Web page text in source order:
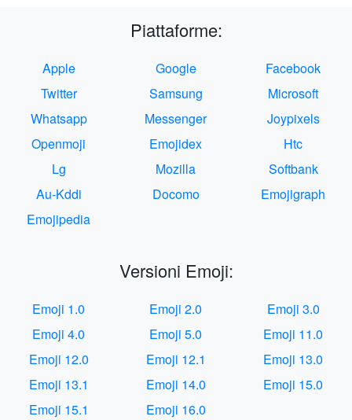
Piattaforme:
Apple Google
Facebook
Twitter
Samsung
Microsoft
Whatsapp
Messenger
Joypixels
Openmoji
Emojidex
Htc
Lg
Mozilla
Softbank
Au-Kddi
Docomo
Emojigraph
Emojipedia
Versioni Emoji:
Emoji 1.0 Emoji 2.0
Emoji 3.0
Emoji 4.0
Emoji 5.0
Emoji 11.0
Emoji 12.0
Emoji 12.1
Emoji 13.0
Emoji 13.1
Emoji 14.0
Emoji 15.0
Emoji 15.1
Emoji 16.0